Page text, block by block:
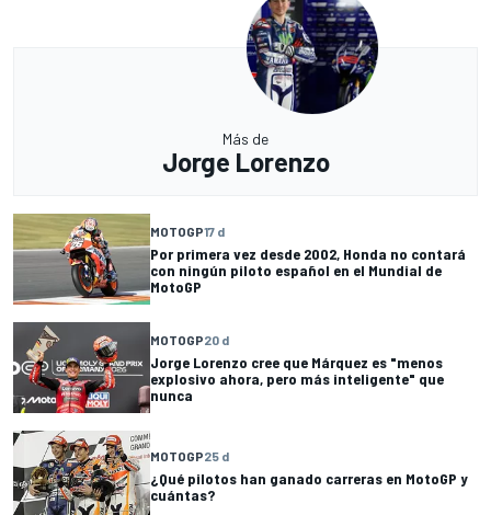
Más de
Jorge Lorenzo
MOTOGP17 d
Por primera vez desde 2002, Honda no contará
con ningún piloto español en el Mundial de
MotoGP
MOTOGP20 d
Jorge Lorenzo cree que Márquez es "menos
explosivo ahora, pero más inteligente" que
nunca
MOTOGP25 d
¿Qué pilotos han ganado carreras en MotoGP y
cuántas?